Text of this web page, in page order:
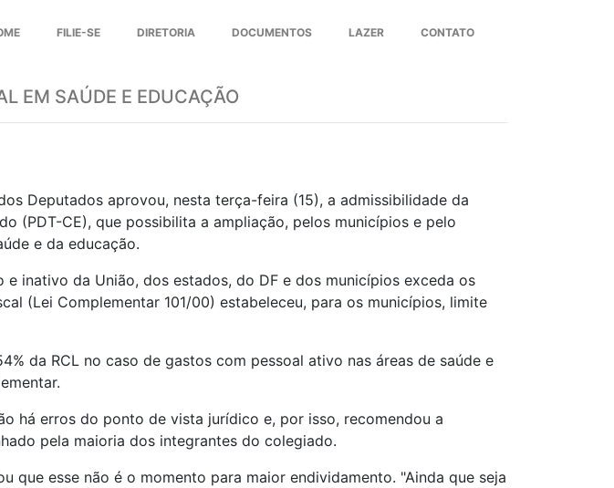
FILIE-SE DIRETORIA DOCUMENTOS LAZER CONTATO
EM SAÚDE E EDUCAÇÃO
Deputados aprovou, nesta terça-feira (15), a admissibilidade da
(PDT-CE), que possibilita a ampliação, pelos municípios e pelo
e da educação.
inativo da União, dos estados, do DF e dos municípios exceda os
(Lei Complementar 101/00) estabeleceu, para os municípios, limite
da RCL no caso de gastos com pessoal ativo nas áreas de saúde e
há erros do ponto de vista jurídico e, por isso, recomendou a
pela maioria dos integrantes do colegiado.
que esse não é o momento para maior endividamento. "Ainda que seja